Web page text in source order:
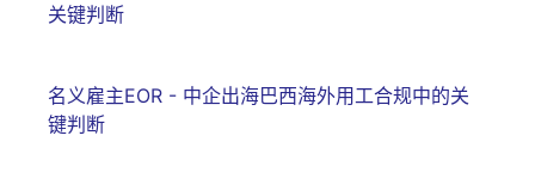
关键判断
名义雇主EOR - 中企出海巴西海外用工合规中的关
键判断